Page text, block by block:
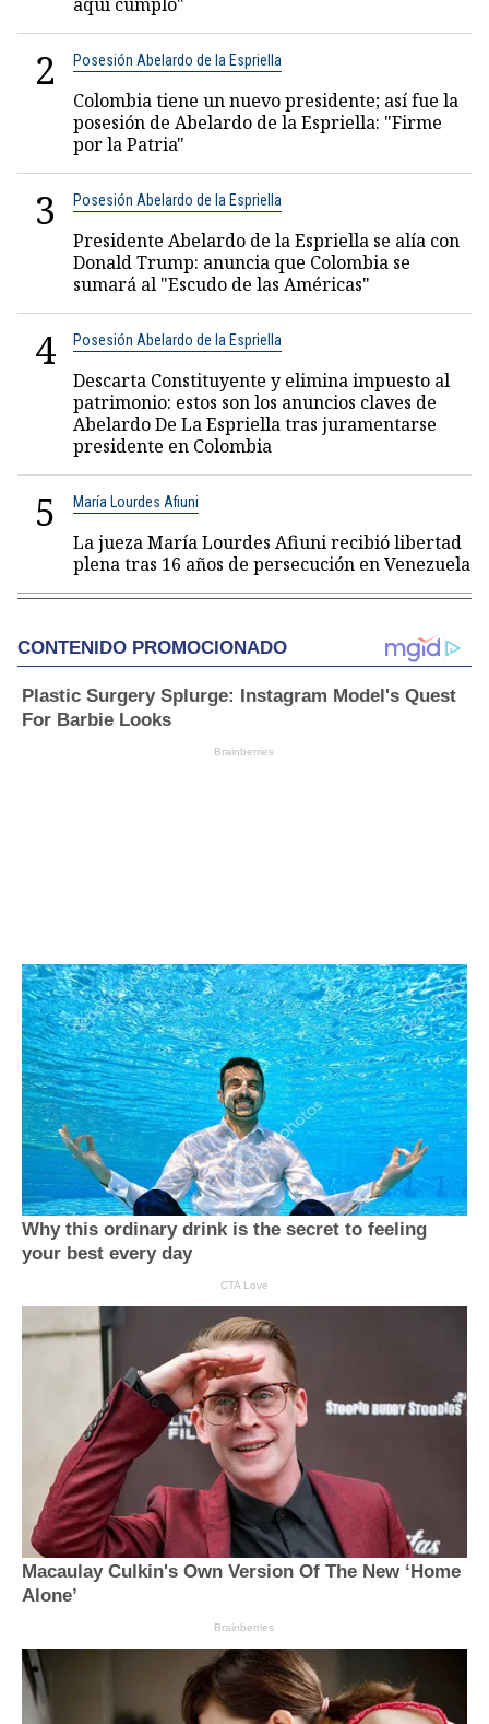
2 Posesión Abelardo de la Espriella
Colombia tiene un nuevo presidente; así fue la
posesión de Abelardo de la Espriella: "Firme
por la Patria"
3 Posesión Abelardo de la Espriella
Presidente Abelardo de la Espriella se alía con
Donald Trump: anuncia que Colombia se
sumará al "Escudo de las Américas"
4 Posesión Abelardo de la Espriella
Descarta Constituyente y elimina impuesto al
patrimonio: estos son los anuncios claves de
Abelardo De La Espriella tras juramentarse
presidente en Colombia
5 María Lourdes Afiuni
La jueza María Lourdes Afiuni recibió libertad
plena tras 16 años de persecución en Venezuela